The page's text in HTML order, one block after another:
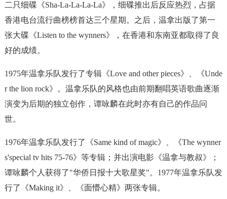
二只细碟《Sha-La-La-La-La》，细碟推出后反应热烈，占据
香港电台流行曲榜榜首达三个星期。之后，温拿出版了第一
张大碟《Listen to the wynners》，在香港和东南亚都取得了良
好的成绩。
1975年温拿乐队发行了专辑《Love and other pieces》、《Unde
r the lion rock》。温拿乐队的风格也由前期翻唱英语歌曲逐渐
演变为后期的独立创作，谭咏麟在此时亦有自己的作品问
世。
1976年温拿乐队发行了《Same kind of magic》、《The wynner
s'special tv hits 75-76》等专辑；并出演电影《温拿与教叔》；
谭咏麟个人获得了"华侨日报十大歌星奖"。1977年温拿乐队发
行了《Making it》、《面懵心精》两张专辑。